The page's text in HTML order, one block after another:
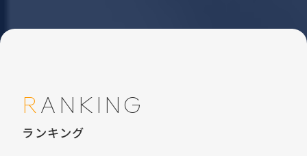
RANKING
ランキング